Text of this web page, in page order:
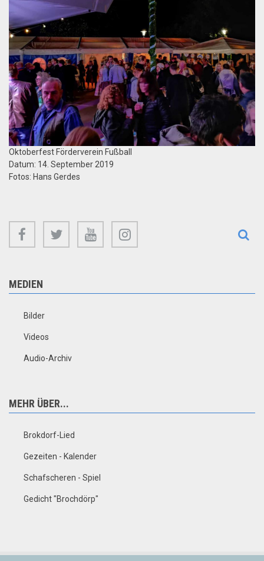
Oktoberfest Förderverein Fußball
Datum: 14. September 2019
Fotos: Hans Gerdes
facebook twitter youtube
MEDIEN
Bilder
Videos
Audio-Archiv
MEHR ÜBER...
Brokdorf-Lied
Gezeiten - Kalender
Schafscheren - Spiel
Gedicht "Brochdörp"